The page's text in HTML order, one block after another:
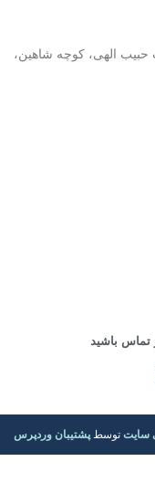
حبیب الهی، کوچه شاهین،
تماس باشید
سایت توسطپشتیبان وردپرس